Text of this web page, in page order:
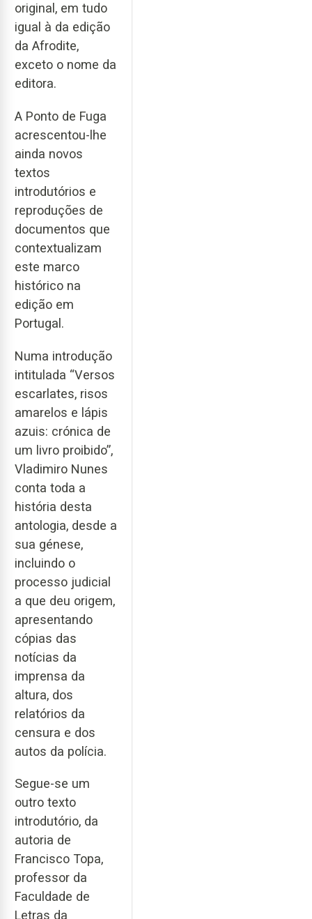
original, em tudo
igual à da edição
da Afrodite,
exceto o nome da
editora.
A Ponto de Fuga
acrescentou-lhe
ainda novos
textos
introdutórios e
reproduções de
documentos que
contextualizam
este marco
histórico na
edição em
Portugal.
Numa introdução
intitulada “Versos
escarlates, risos
amarelos e lápis
azuis: crónica de
um livro proibido”,
Vladimiro Nunes
conta toda a
história desta
antologia, desde a
sua génese,
incluindo o
processo judicial
a que deu origem,
apresentando
cópias das
notícias da
imprensa da
altura, dos
relatórios da
censura e dos
autos da polícia.
Segue-se um
outro texto
introdutório, da
autoria de
Francisco Topa,
professor da
Faculdade de
Letras da